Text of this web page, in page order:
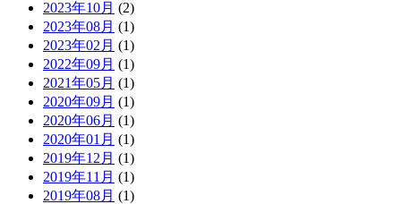
2023年10月 (2)
2023年08月 (1)
2023年02月 (1)
2022年09月 (1)
2021年05月 (1)
2020年09月 (1)
2020年06月 (1)
2020年01月 (1)
2019年12月 (1)
2019年11月 (1)
2019年08月 (1)